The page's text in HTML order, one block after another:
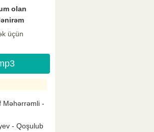
olan
üçün
Məhərrəmli -
- Qoşulub